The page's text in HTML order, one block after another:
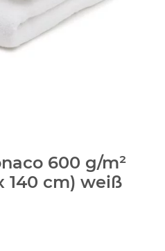
600 g/m²
140 cm) weiß